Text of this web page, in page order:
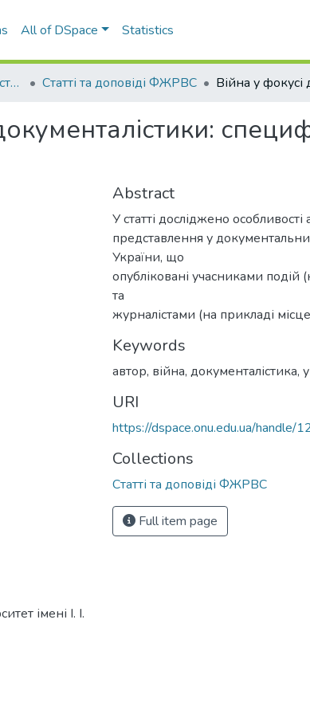
All of DSpace Statistics
07. Факультет журналістики, реклами та видавничої справи Статті та доповіді ФЖРВС
імені І. І.
Abstract
У статті досліджено особливості
представлення у
України, що
опубліковані учасниками
та
журналістами (на прикладі
Keywords
автор, війна, документалістика,
URI
https://dspace.onu.edu.ua/
Collections
Статті та доповіді ФЖРВС
Full item page